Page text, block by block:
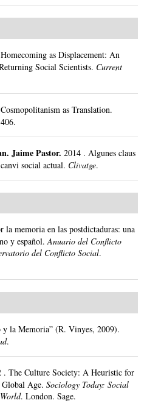
Homecoming as Displacement: An
Social Scientists. Current
Cosmopolitanism as Translation.
. Jaime Pastor. 2014 . Algunes claus
social actual. Clivatge.
la memoria en las postdictaduras: una
y español. Anuario del Conflicto
del Conflicto Social.
y la Memoria” (R. Vinyes, 2009).
.
. The Culture Society: A Heuristic for
Age. Sociology Today: Social
. London. Sage.